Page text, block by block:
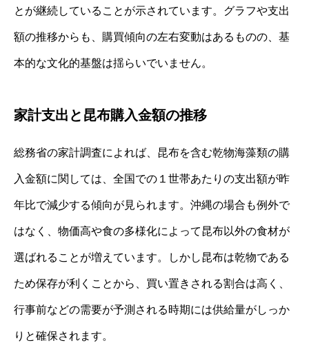
とが継続していることが示されています。グラフや支出
額の推移からも、購買傾向の左右変動はあるものの、基
本的な文化的基盤は揺らいでいません。
家計支出と昆布購入金額の推移
総務省の家計調査によれば、昆布を含む乾物海藻類の購
入金額に関しては、全国での１世帯あたりの支出額が昨
年比で減少する傾向が見られます。沖縄の場合も例外で
はなく、物価高や食の多様化によって昆布以外の食材が
選ばれることが増えています。しかし昆布は乾物である
ため保存が利くことから、買い置きされる割合は高く、
行事前などの需要が予測される時期には供給量がしっか
りと確保されます。